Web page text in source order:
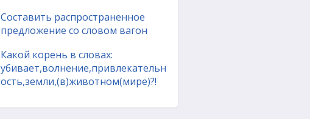
Составить распространенное
предложение со словом вагон
Какой корень в словах:
убивает,волнение,привлекательн
ость,земли,(в)животном(мире)?!